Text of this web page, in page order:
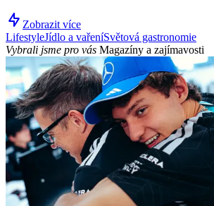
Zobrazit více
LifestyleJídlo a vařeníSvětová gastronomie
Vybrali jsme pro vás Magazíny a zajímavosti